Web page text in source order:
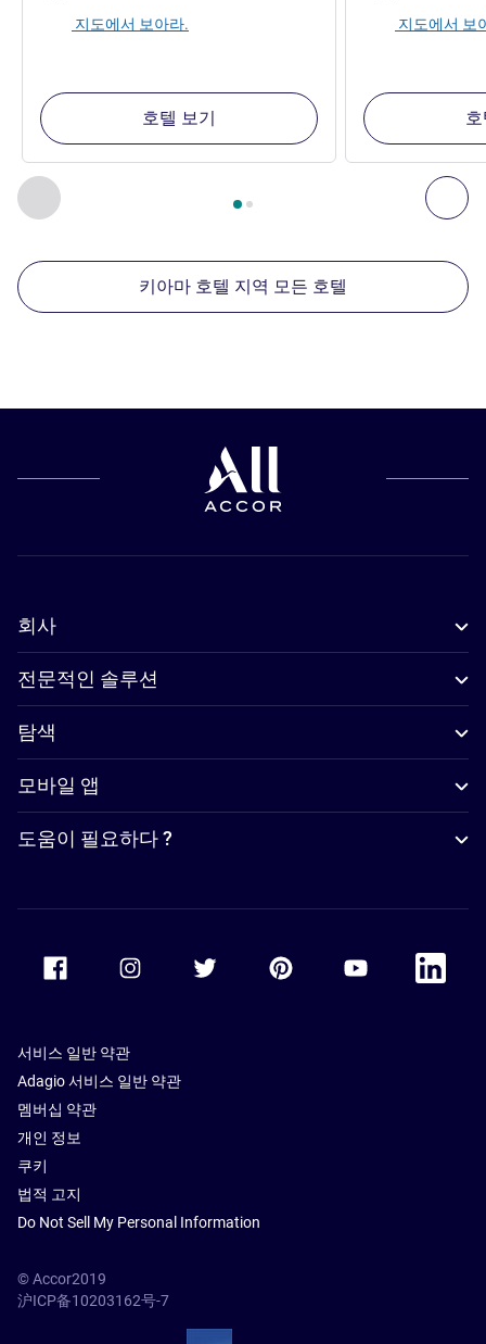
이전 - 주변에 있는 다른 시설 다
2/ 페이지 , 주변에 있는 다른 시설 1 :, 주변에 있는 다른 시
지도에서 보아라.
호텔 보기
지도에서 보
키아마 호텔 지역 모든 호텔
회사
전문적인 솔루션
탐색
모바일 앱
도움이 필요하다 ?
Accor Facebook Accor TwitterAccor PinterestAccor Youtube
Accor
서비스 일반 약관
Adagio 서비스 일반 약관
멤버십 약관
개인 정보
쿠키
법적 고지
Do Not Sell My Personal Information
© Accor2019
沪ICP备10203162号-7